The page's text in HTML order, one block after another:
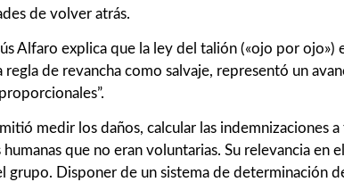
de volver atrás.
Alfaro explica que la ley del talión («ojo por ojo»)
regla de revancha como salvaje, representó un
medir los daños, calcular las indemnizaciones
que no eran voluntarias. Su relevancia
Disponer de un sistema de determinación